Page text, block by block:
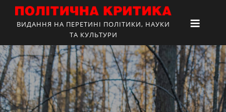
ВИДАННЯ НА ПЕРЕТИНІ ПОЛІТИКИ, НАУКИ
ТА КУЛЬТУРИ